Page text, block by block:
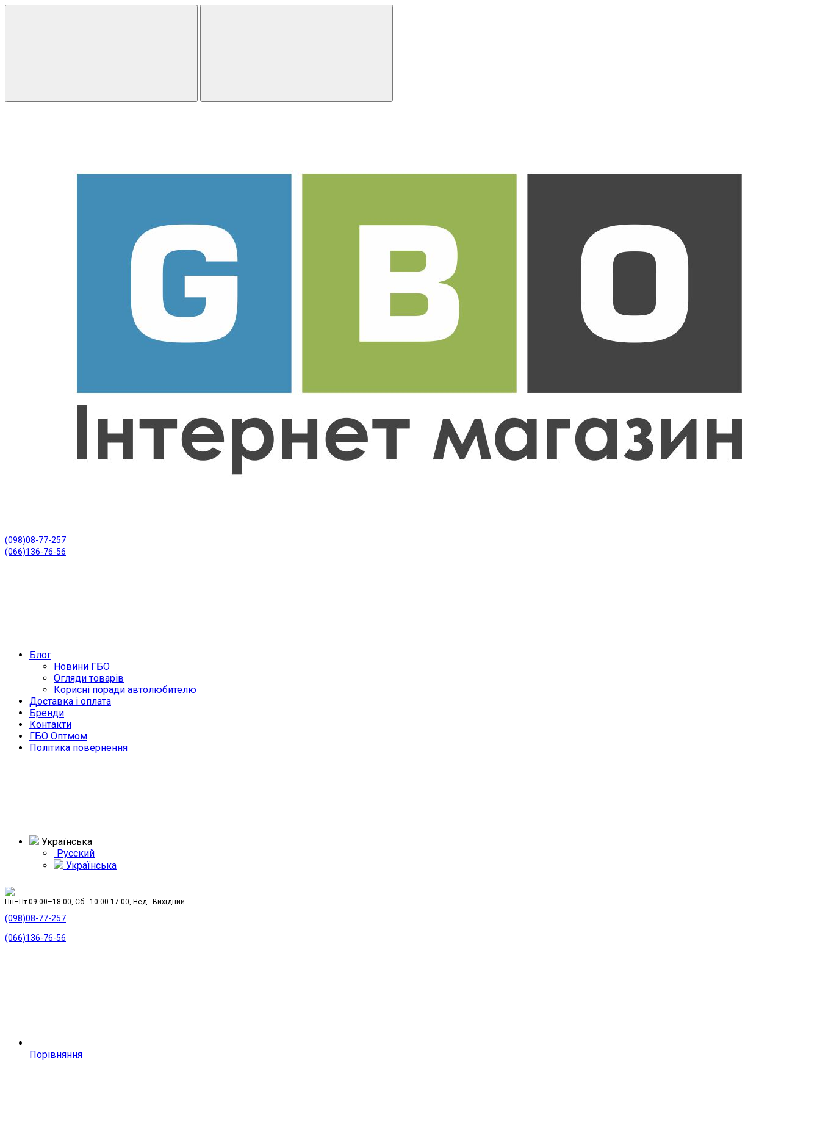
(098)08-77-257
(066)136-76-56
Блог
Новини ГБО
Огляди товарів
Корисні поради автолюбителю
Доставка і оплата
Бренди
Контакти
ГБО Оптмом
Політика повернення
Українська
Русский
Українська
Пн–Пт 09:00–18:00, Сб - 10:00-17:00, Нед - Вихідний
(098)08-77-257
(066)136-76-56
Порівняння